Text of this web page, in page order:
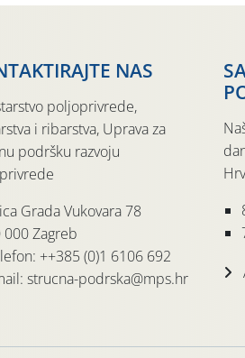
NAS
poljoprivrede,
i ribarstva, Uprava za
podršku razvoju
Grada Vukovara 78
000 Zagreb
++385 (0)1 6106 692
strucna-podrska@mps.hr